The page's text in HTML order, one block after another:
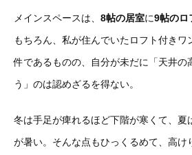
メインスペースは、 8帖の居室に9帖のロ
もちろん、私が住んでいたロフト付きワ
件であるものの、自分が未だに「天井の
う」のは認めざるを得ない。
冬は手足が痺れるほど下階が寒くて、夏
が暑い。そんな点もひっくるめて、高け